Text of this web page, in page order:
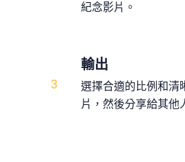
紀念影片。
3
輸出
選擇合適的比例和清
片，然後分享給其他